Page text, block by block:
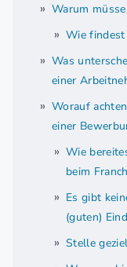
Warum
Wie findest
Was
einer
Worauf
einer
Wie
beim
Es gibt
(guten)
Stelle